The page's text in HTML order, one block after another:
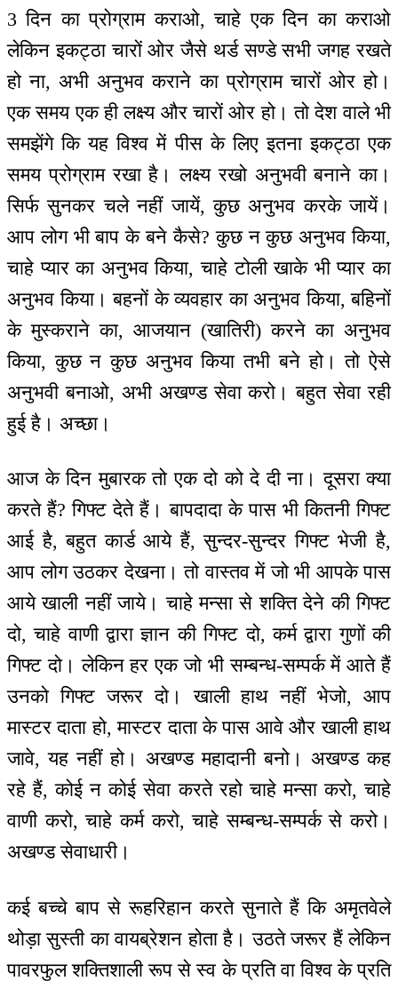
3 दिन का प्रोग्राम कराओ, चाहे एक दिन का कराओ
लेकिन इकट्ठा चारों ओर जैसे थर्ड सण्डे सभी जगह रखते
हो ना, अभी अनुभव कराने का प्रोग्राम चारों ओर हो।
एक समय एक ही लक्ष्य और चारों ओर हो। तो देश वाले भी
समझेंगे कि यह विश्व में पीस के लिए इतना इकट्ठा एक
समय प्रोग्राम रखा है। लक्ष्य रखो अनुभवी बनाने का।
सिर्फ सुनकर चले नहीं जायें, कुछ अनुभव करके जायें।
आप लोग भी बाप के बने कैसे? कुछ न कुछ अनुभव किया,
चाहे प्यार का अनुभव किया, चाहे टोली खाके भी प्यार का
अनुभव किया। बहनों के व्यवहार का अनुभव किया, बहिनों
के मुस्कराने का, आजयान (खातिरी) करने का अनुभव
किया, कुछ न कुछ अनुभव किया तभी बने हो। तो ऐसे
अनुभवी बनाओ, अभी अखण्ड सेवा करो। बहुत सेवा रही
हुई है। अच्छा।
आज के दिन मुबारक तो एक दो को दे दी ना। दूसरा क्या
करते हैं? गिफ्ट देते हैं। बापदादा के पास भी कितनी गिफ्ट
आई है, बहुत कार्ड आये हैं, सुन्दर-सुन्दर गिफ्ट भेजी है,
आप लोग उठकर देखना। तो वास्तव में जो भी आपके पास
आये खाली नहीं जाये। चाहे मन्सा से शक्ति देने की गिफ्ट
दो, चाहे वाणी द्वारा ज्ञान की गिफ्ट दो, कर्म द्वारा गुणों की
गिफ्ट दो। लेकिन हर एक जो भी सम्बन्ध-सम्पर्क में आते हैं
उनको गिफ्ट जरूर दो। खाली हाथ नहीं भेजो, आप
मास्टर दाता हो, मास्टर दाता के पास आवे और खाली हाथ
जावे, यह नहीं हो। अखण्ड महादानी बनो। अखण्ड कह
रहे हैं, कोई न कोई सेवा करते रहो चाहे मन्सा करो, चाहे
वाणी करो, चाहे कर्म करो, चाहे सम्बन्ध-सम्पर्क से करो।
अखण्ड सेवाधारी।
कई बच्चे बाप से रूहरिहान करते सुनाते हैं कि अमृतवेले
थोड़ा सुस्ती का वायब्रेशन होता है। उठते जरूर हैं लेकिन
पावरफुल शक्तिशाली रूप से स्व के प्रति वा विश्व के प्रति